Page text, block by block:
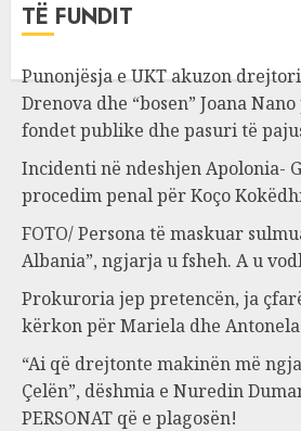
TË FUNDIT
Punonjësja e UKT akuzon
Drenova dhe “bosen” Joana
fondet publike dhe pasuri të
Incidenti në ndeshjen Apolonia-
procedim penal për Koço
FOTO/ Persona të maskuar
Albania”, ngjarja u fsheh. A u
Prokuroria jep pretencën, ja
kërkon për Mariela dhe
“Ai që drejtonte makinën më
Çelën”, dëshmia e Nuredin
PERSONAT që e plagosën!